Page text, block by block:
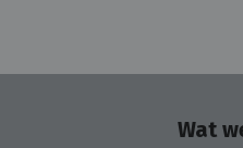
Wat